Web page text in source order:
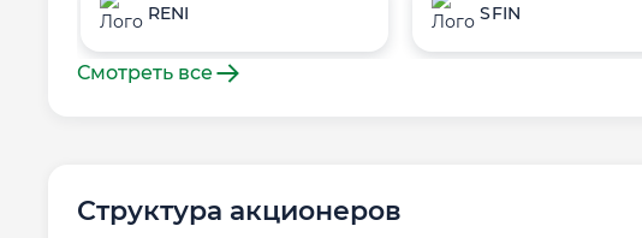
RENI SFIN
Смотреть все
Структура акционеров